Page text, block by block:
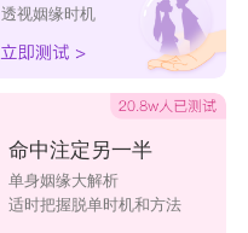
透视姻缘时机
命中注定另一半
单身姻缘大解析
适时把握脱单时机和方法